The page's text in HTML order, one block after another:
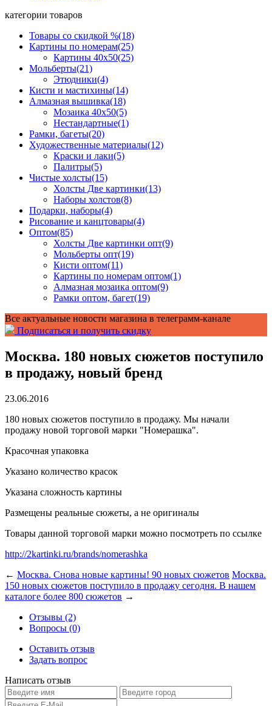
категории товаров
Товары со скидкой %(18)
Картины по номерам(25)
Картины 40x50(25)
Мольберты(21)
Этюдники(4)
Кисти и мастихины(14)
Алмазная вышивка(18)
Мозаика 40x50(5)
Нестандартные(1)
Рамки, багеты(20)
Художественные материалы(12)
Краски и лаки(5)
Палитры(5)
Чистые холсты(15)
Холсты Две картинки(13)
Наборы холстов(8)
Подарки, наборы(4)
Рисование и канцтовары(4)
Оптом(85)
Холсты Две картинки опт(9)
Мольберты опт(19)
Кисти оптом(11)
Картины по номерам оптом(1)
Алмазная мозаика оптом(9)
Рамки оптом, багет(19)
Все актуальные новости магазина в телеграмм-канале
Подписаться и получить скидку
Москва. 180 новых сюжетов поступило
в продажу, новый бренд
23.06.2016
180 новых сюжетов поступило в продажу. Мы начали
продажу новой торговой марки "Номерашка".
Красочная упаковка
Указано количество красок
Указана сложность картины
Размещены реальные сюжеты, а не оригиналы
Товары данной торговой марки можно посмотреть по ссылке
http://2kartinki.ru/brands/nomerashka
← Москва. Снова новые картины! 90 новых сюжетов Москва.
150 новых сюжетов поступило в продажу сегодня. В нашем
каталоге более 800 сюжетов →
Отзывы (2)
Вопросы (0)
Оставить отзыв
Задать вопрос
Написать отзыв